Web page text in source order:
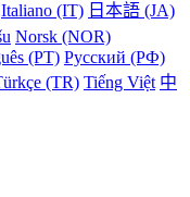
Italiano (IT) 日本語 (JA)
Norsk (NOR)
(PT) Русский (РФ)
(TR) Tiếng Việt 中